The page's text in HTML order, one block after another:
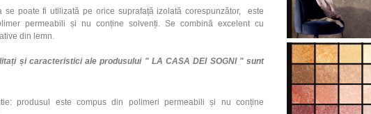
se poate fi utilizată pe orice suprafață izolată corespunzător, ​ este
permeabili și nu conține solvenți. Se combină excelent cu
din lemn.
și caracteristici ale produsului " LA CASA DEI SOGNI " sunt
produsul este compus din polimeri permeabili și nu conține